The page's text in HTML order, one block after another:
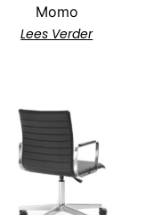
Momo
Lees Verder